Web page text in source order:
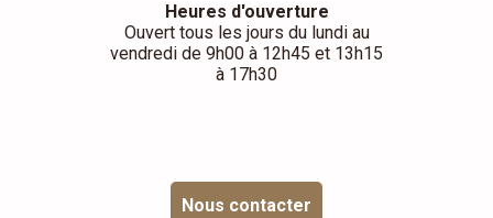
Heures d'ouverture
Ouvert tous les jours du lundi au
vendredi de 9h00 à 12h45 et 13h15
à 17h30
Nous contacter